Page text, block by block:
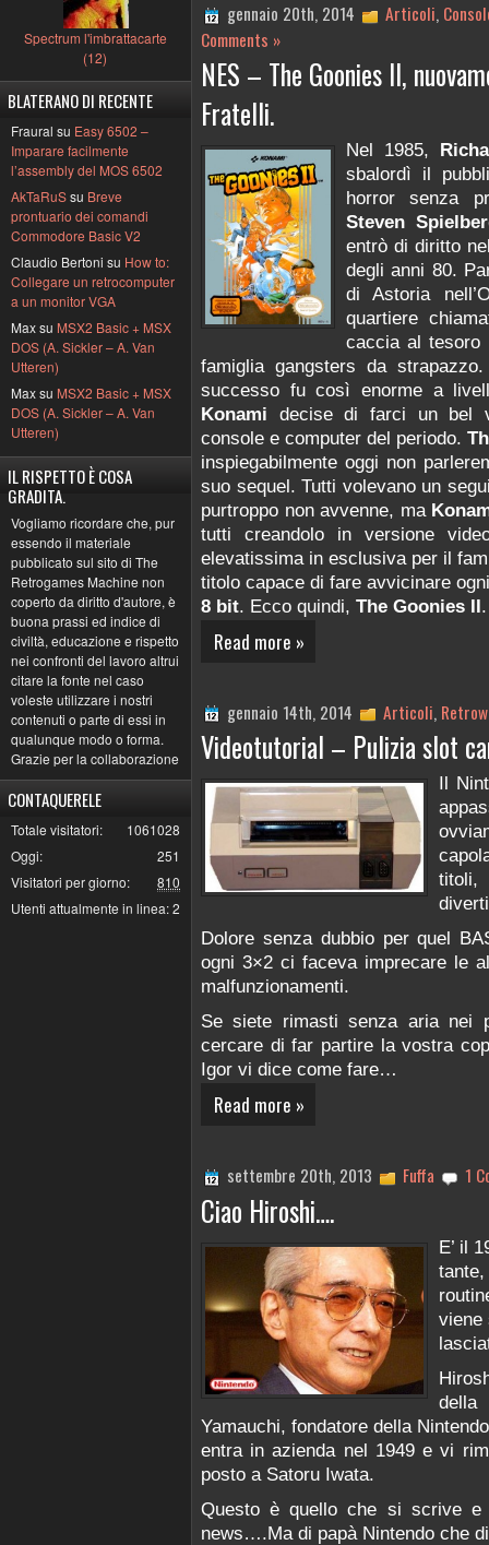
Spectrum l'imbrattacarte
(12)
BLATERANO DI RECENTE
Fraural su Easy 6502 –
Imparare facilmente
l’assembly del MOS 6502
AkTaRuSsu Breve
prontuario dei comandi
Commodore Basic V2
Claudio Bertoni su How to:
Collegare un retrocomputer
a un monitor VGA
Max su MSX2 Basic + MSX
DOS (A. Sickler – A. Van
Utteren)
Max su MSX2 Basic + MSX
DOS (A. Sickler – A. Van
Utteren)
IL RISPETTO È COSA
GRADITA.
Vogliamo ricordare che, pur
essendo il materiale
pubblicato sul sito di The
Retrogames Machine non
coperto da diritto d'autore, è
buona prassi ed indice di
civiltà, educazione e rispetto
nei confronti del lavoro altrui
citare la fonte nel caso
voleste utilizzare i nostri
contenuti o parte di essi in
qualunque modo o forma.
Grazie per la collaborazione
CONTAQUERELE
1061028
Totale visitatori:
251
Oggi:
810
Visitatori per giorno:
2
Utenti attualmente in linea:
gennaio 20th, 2014 Articoli,
Comments »
NES – The Goonies II,
Fratelli.
Nel 1985,
sbalordì il
horror senza
Steven
entrò di diritto
degli anni 80.
di Astoria
quartiere
caccia al tesoro
famiglia gangsters da
successo fu così enorme a
Konami decise di farci un bel
console e computer del periodo.
inspiegabilmente oggi non
suo sequel. Tutti volevano un
purtroppo non avvenne, ma
tutti creandolo in versione
elevatissima in esclusiva per il
titolo capace di fare avvicinare
8 bit. Ecco quindi, The Goonies II.
Read more »
gennaio 14th, 2014 Articoli,
Videotutorial – Pulizia slot
Il
titoli,
Dolore senza dubbio per quel
ogni 3×2 ci faceva imprecare le
malfunzionamenti.
Se siete rimasti senza aria nei
cercare di far partire la vostra
Igor vi dice come fare…
Read more »
settembre 20th, 2013 Fuffa 1
Ciao Hiroshi….
E’ il
viene
della
Yamauchi, fondatore della
entra in azienda nel 1949 e vi
posto a Satoru Iwata.
Questo è quello che si scrive
news….Ma di papà Nintendo che